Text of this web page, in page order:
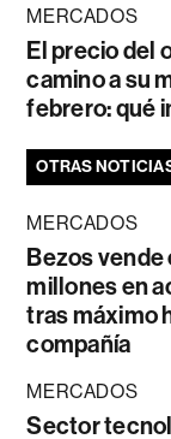
MERCADOS
El precio del
camino a su
febrero: qué
OTRAS
MERCADOS
Bezos
millones en
tras máximo
compañía
MERCADOS
Sector